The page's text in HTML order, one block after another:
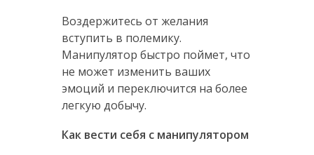
Воздержитесь от желания
вступить в полемику.
Манипулятор быстро поймет, что
не может изменить ваших
эмоций и переключится на более
легкую добычу.
Как вести себя с манипулятором